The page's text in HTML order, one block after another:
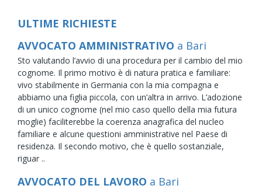
ULTIME RICHIESTE
AVVOCATO AMMINISTRATIVO a Bari
Sto valutando l’avvio di una procedura per il cambio del mio
cognome. Il primo motivo è di natura pratica e familiare:
vivo stabilmente in Germania con la mia compagna e
abbiamo una figlia piccola, con un’altra in arrivo. L’adozione
di un unico cognome (nel mio caso quello della mia futura
moglie) faciliterebbe la coerenza anagrafica del nucleo
familiare e alcune questioni amministrative nel Paese di
residenza. Il secondo motivo, che è quello sostanziale,
riguar ..
AVVOCATO DEL LAVORO a Bari